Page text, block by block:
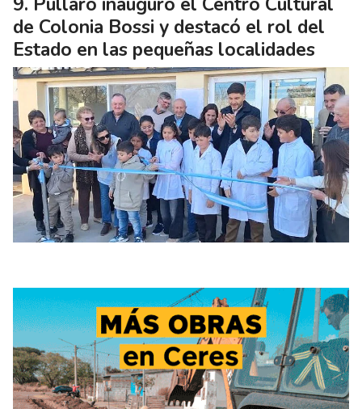
de Colonia Bossi y destacó el rol del
Estado en las pequeñas localidades